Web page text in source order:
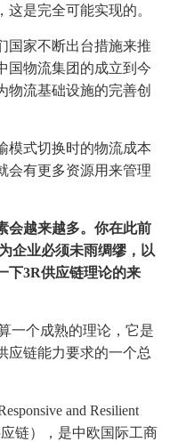
是完全可能实现的。
国家不断出台措施来推
国物流集团的成立到今
物流基础设施的完善创
模式切换时的物流成本
会有更多资源用来管理
会越来越多。你在此前
企业必须未雨绸缪，以
下3R供应链理论的来
一个成熟的理论，它是
应链能力要求的一个总
and Resilient
链），是中欧国际工商